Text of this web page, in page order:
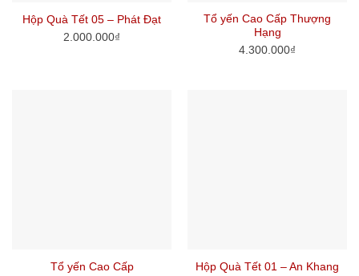
Hộp Quà Tết 05 – Phát Đạt
2.000.000₫
Tổ yến Cao Cấp Thượng
Hạng
4.300.000₫
Tổ yến Cao Cấp Hộp Quà Tết 01 – An Khang